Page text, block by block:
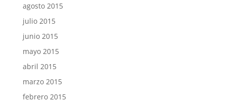
agosto 2015
julio 2015
junio 2015
mayo 2015
abril 2015
marzo 2015
febrero 2015